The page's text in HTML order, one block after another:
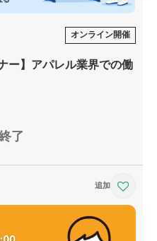
オンライン開催
ー】アパレル業界での働
了